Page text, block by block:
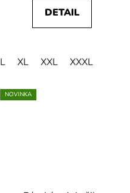
DETAIL
L XL XXL XXXL
NOVINKA